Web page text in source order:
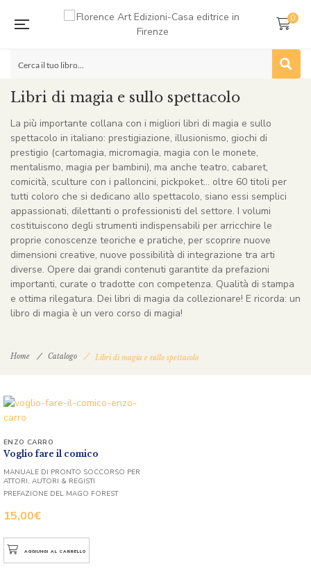
0
Libri di magia e sullo spettacolo
La più importante collana con i migliori libri di magia e sullo
spettacolo in italiano: prestigiazione, illusionismo, giochi di
prestigio (cartomagia, micromagia, magia con le monete,
mentalismo, magia per bambini), ma anche teatro, cabaret,
comicità, sculture con i palloncini, pickpoket… oltre 60 titoli per
tutti coloro che si dedicano allo spettacolo, siano essi semplici
appassionati, dilettanti o professionisti del settore. I volumi
costituiscono degli strumenti indispensabili per arricchire le
proprie conoscenze teoriche e pratiche, per scoprire nuove
dimensioni creative, nuove possibilità di integrazione tra arti
diverse. Opere dai grandi contenuti garantite da prefazioni
importanti, curate o tradotte con competenza. Qualità di stampa
e ottima rilegatura. Dei libri di magia da collezionare! E ricorda: un
libro di magia è un vero corso di magia!
Home Catalogo Libri di magia e sullo spettacolo
Voglio fare il comico
15,00€
ENZO CARRO
MANUALE DI PRONTO SOCCORSO PER
ATTORI, AUTORI & REGISTI
PREFAZIONE DEL MAGO FOREST
AGGIUNGI AL CARRELLO